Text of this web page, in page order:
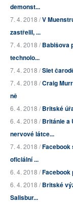
demonst...
7. 4. 2018 /V
zastřelil, ...
7. 4. 2018 /Babišova
technolo...
7. 4. 2018 /Slet
7. 4. 2018 /Craig
ně
6. 4. 2018 /Britské
6. 4. 2018 /Británie a
nervové látce...
7. 4. 2018 /Facebook
oficiální ...
6. 4. 2018 /Facebook
6. 4. 2018 /Britské
Salisbur...